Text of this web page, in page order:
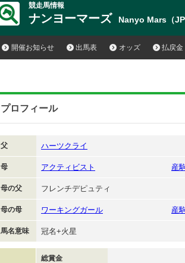
競走馬情報
ナンヨーマーズ Nanyo Mars（
開催お知らせ 出馬表 オッズ 払戻金
プロフィール
父 ハーツクライ
母 アクティビスト 産
母の父 フレンチデピュティ
母の母 ワーキングガール 産
馬名意味 冠名+火星
総賞金